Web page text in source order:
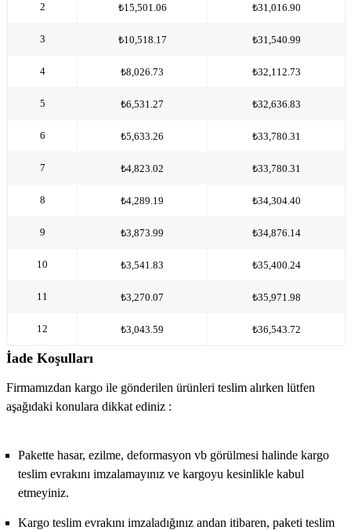
2 ₺15,501.06 ₺31,016.90
3 ₺10,518.17 ₺31,540.99
4 ₺8,026.73 ₺32,112.73
5 ₺6,531.27 ₺32,636.83
6 ₺5,633.26 ₺33,780.31
7 ₺4,823.02 ₺33,780.31
8 ₺4,289.19 ₺34,304.40
9 ₺3,873.99 ₺34,876.14
10 ₺3,541.83 ₺35,400.24
11 ₺3,270.07 ₺35,971.98
12 ₺3,043.59 ₺36,543.72
İade Koşulları
Firmamızdan kargo ile gönderilen ürünleri teslim alırken lütfen
aşağıdaki konulara dikkat ediniz :
Pakette hasar, ezilme, deformasyon vb görülmesi halinde kargo
teslim evrakını imzalamayınız ve kargoyu kesinlikle kabul
etmeyiniz.
Kargo teslim evrakını imzaladığınız andan itibaren, paketi teslim